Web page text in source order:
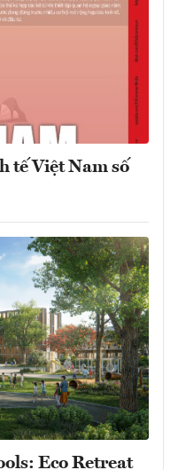
tế Việt Nam số
Eco Retreat